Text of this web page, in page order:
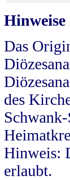
Das
des
Hinweis:
erlaubt.